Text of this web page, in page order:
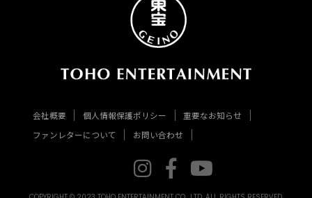
会社概要 個人情報保護ポリシー
重要なお知らせ
ファンレターについて
お問い合わせ